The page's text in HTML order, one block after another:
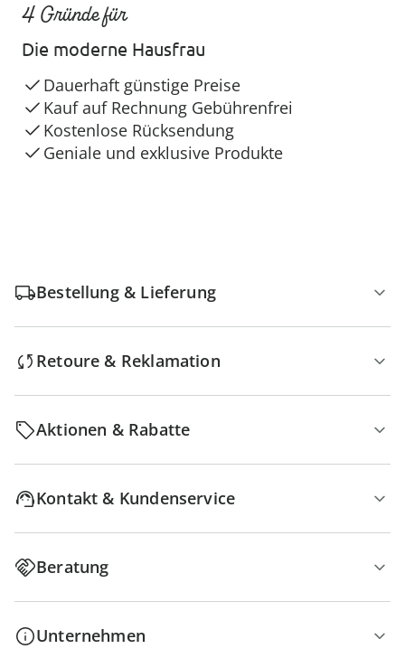
4 Gründe für
Die moderne Hausfrau
Dauerhaft günstige Preise
Kauf auf Rechnung Gebührenfrei
Kostenlose Rücksendung
Geniale und exklusive Produkte
Bestellung & Lieferung
Retoure & Reklamation
Aktionen & Rabatte
Kontakt & Kundenservice
Beratung
Unternehmen